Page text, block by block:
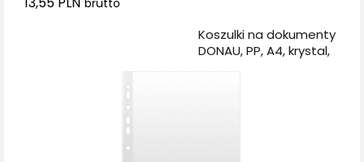
Koszulki na dokumenty
DONAU, PP, A4, krystal,